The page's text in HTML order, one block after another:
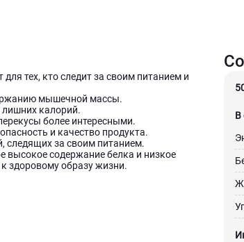
тех, кто следит за своим питанием и
мышечной массы.
лишних калорий.
более интересными.
и качество продукта.
следящих за своим питанием.
высокое содержание белка и низкое
здоровому образу жизни.
В